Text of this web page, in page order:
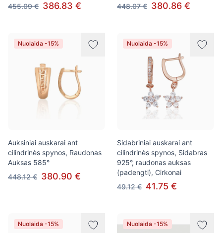
455.09 € 386.83 €
448.07 € 380.86 €
Nuolaida -15%
Auksiniai auskarai ant
cilindrinės spynos, Raudonas
Auksas 585°
448.12 € 380.90 €
Nuolaida -15%
Sidabriniai auskarai ant
cilindrinės spynos, Sidabras
925°, raudonas auksas
(padengti), Cirkonai
49.12 € 41.75 €
Nuolaida -15% Nuolaida -15%